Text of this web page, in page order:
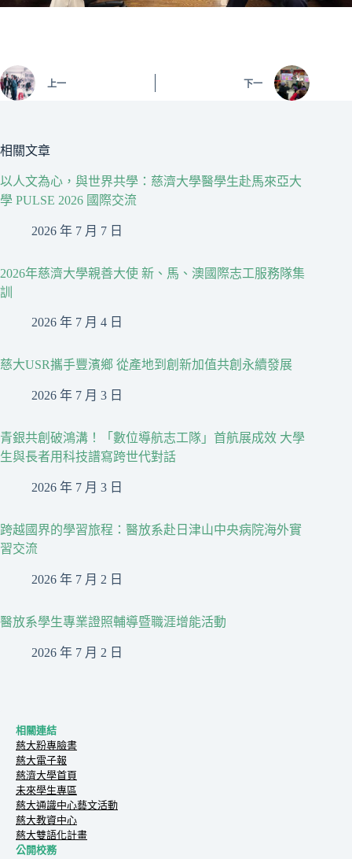
上一 下一
相關文章
以人文為心，與世界共學：慈濟大學醫學生赴馬來亞大
學 PULSE 2026 國際交流
2026 年 7 月 7 日
2026年慈濟大學親善大使 新、馬、澳國際志工服務隊集
訓
2026 年 7 月 4 日
慈大USR攜手豐濱鄉 從產地到創新加值共創永續發展
2026 年 7 月 3 日
青銀共創破鴻溝！「數位導航志工隊」首航展成效 大學
生與長者用科技譜寫跨世代對話
2026 年 7 月 3 日
跨越國界的學習旅程：醫放系赴日津山中央病院海外實
習交流
2026 年 7 月 2 日
醫放系學生專業證照輔導暨職涯增能活動
2026 年 7 月 2 日
相關連結
慈大粉專臉書
慈大電子報
慈濟大學首頁
未來學生專區
慈大通識中心藝文活動
慈大教資中心
慈大雙語化計畫
公開校務